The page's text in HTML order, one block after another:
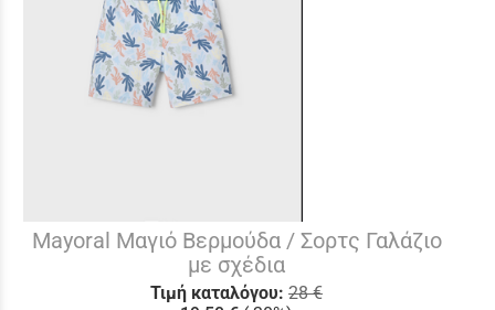
Mayoral Μαγιό Βερμούδα / Σορτς Γαλάζιο
με σχέδια
Τιμή καταλόγου: 28 €